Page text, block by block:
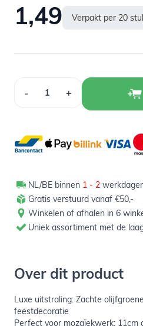
1,49 Verpakt per 20
- +
NL/BE binnen 1 - 2
Gratis verstuurd vanaf €50,-
Winkelen of afhalen in 6
Uniek assortiment met de
Over dit product
Luxe uitstraling: Zachte
feestdecoratie
Perfect voor mozaïekwerk: 11cm